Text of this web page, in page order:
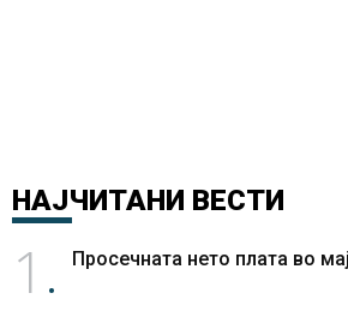
НАЈЧИТАНИ ВЕСТИ
1 Просечната нето плата во